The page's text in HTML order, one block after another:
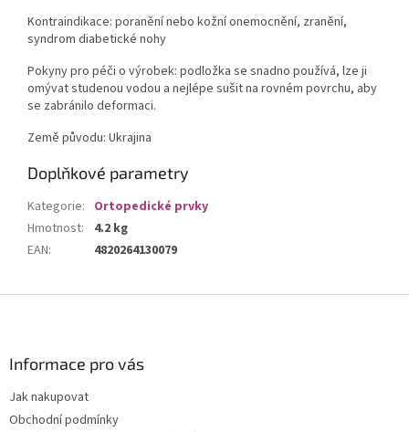
Kontraindikace: poranění nebo kožní onemocnění, zranění,
syndrom diabetické nohy
Pokyny pro péči o výrobek: podložka se snadno používá, lze ji
omývat studenou vodou a nejlépe sušit na rovném povrchu, aby
se zabránilo deformaci.
Země původu: Ukrajina
Doplňkové parametry
Kategorie: Ortopedické prvky
Hmotnost:
4.2 kg
EAN: 4820264130079
Informace pro vás
Jak nakupovat
Obchodní podmínky